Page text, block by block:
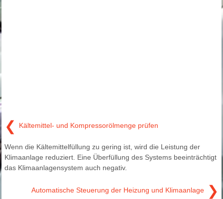
❮ Kältemittel- und Kompressorölmenge prüfen
Wenn die Kältemittelfüllung zu gering ist, wird die Leistung der
Klimaanlage reduziert. Eine Überfüllung des Systems beeinträchtigt
das Klimaanlagensystem auch negativ.
Automatische Steuerung der Heizung und Klimaanlage ❯